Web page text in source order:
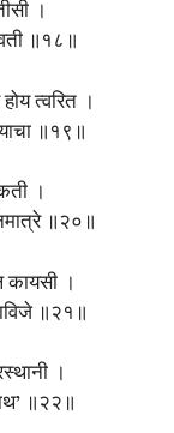
।
॥१८॥
त्वरित ।
॥१९॥
।
॥२०॥
कायसी ।
॥२१॥
।
॥२२॥